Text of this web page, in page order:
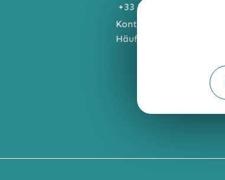
+33 2 97 847 800
Kontakt
Häufig gestellte Fragen